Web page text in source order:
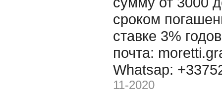
сроком
ставке 3%
почта:
Whatsap:
11-2020